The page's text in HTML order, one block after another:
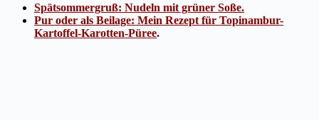
Spätsommergruß: Nudeln mit grüner Soße.
Pur oder als Beilage: Mein Rezept für Topinambur-
Kartoffel-Karotten-Püree.